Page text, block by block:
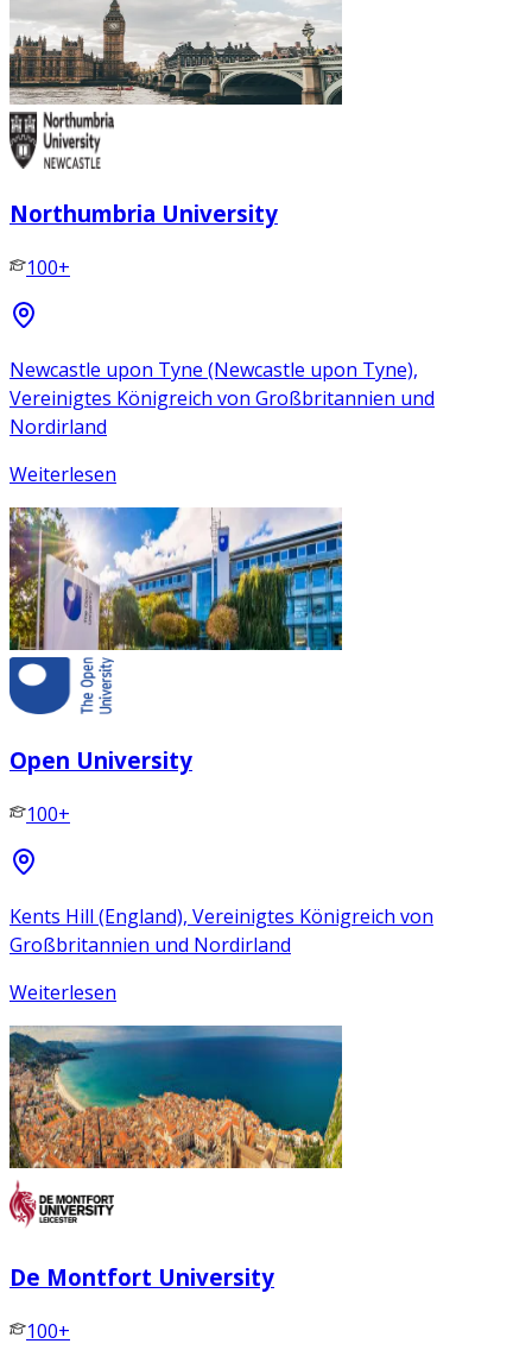
Northumbria University
100+
Newcastle upon Tyne (Newcastle upon Tyne),
Vereinigtes Königreich von Großbritannien und
Nordirland
Weiterlesen
Open University
100+
Kents Hill (England), Vereinigtes Königreich von
Großbritannien und Nordirland
Weiterlesen
De Montfort University
100+